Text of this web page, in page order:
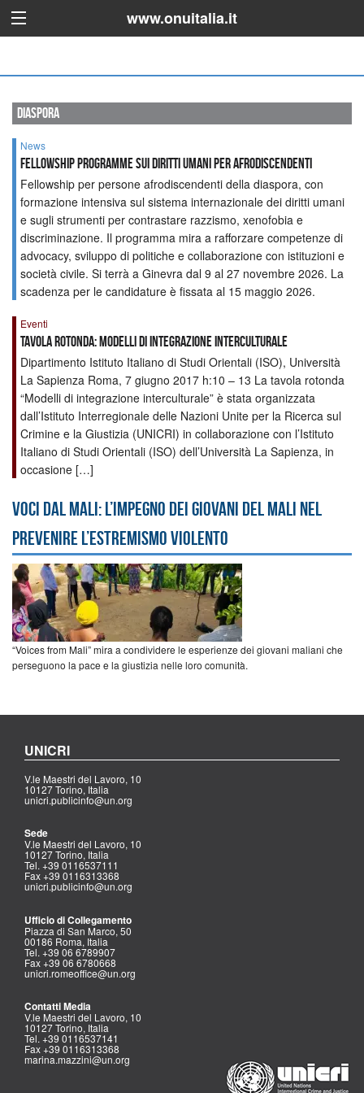
www.onuitalia.it
diaspora
News
Fellowship programme sui diritti umani per afrodiscendenti
Fellowship per persone afrodiscendenti della diaspora, con
formazione intensiva sul sistema internazionale dei diritti umani
e sugli strumenti per contrastare razzismo, xenofobia e
discriminazione. Il programma mira a rafforzare competenze di
advocacy, sviluppo di politiche e collaborazione con istituzioni e
società civile. Si terrà a Ginevra dal 9 al 27 novembre 2026. La
scadenza per le candidature è fissata al 15 maggio 2026.
Eventi
TAVOLA ROTONDA: MODELLI DI INTEGRAZIONE INTERCULTURALE
Dipartimento Istituto Italiano di Studi Orientali (ISO), Università
La Sapienza Roma, 7 giugno 2017 h:10 – 13 La tavola rotonda
“Modelli di integrazione interculturale” è stata organizzata
dall’Istituto Interregionale delle Nazioni Unite per la Ricerca sul
Crimine e la Giustizia (UNICRI) in collaborazione con l’Istituto
Italiano di Studi Orientali (ISO) dell’Università La Sapienza, in
occasione […]
Voci dal Mali: l’impegno dei giovani del Mali nel
prevenire l’estremismo violento
“Voices from Mali” mira a condividere le esperienze dei giovani maliani che
perseguono la pace e la giustizia nelle loro comunità.
UNICRI
V.le Maestri del Lavoro, 10
10127 Torino, Italia
unicri.publicinfo@un.org
Sede
V.le Maestri del Lavoro, 10
10127 Torino, Italia
Tel. +39 0116537111
Fax +39 0116313368
unicri.publicinfo@un.org
Ufficio di Collegamento
Piazza di San Marco, 50
00186 Roma, Italia
Tel. +39 06 6789907
Fax +39 06 6780668
unicri.romeoffice@un.org
Contatti Media
V.le Maestri del Lavoro, 10
10127 Torino, Italia
Tel. +39 0116537141
Fax +39 0116313368
marina.mazzini@un.org